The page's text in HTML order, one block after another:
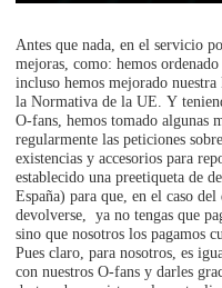
Antes que nada, en el servicio
mejoras, como: hemos
incluso hemos mejorado
la Normativa de la UE. Y
O-fans, hemos tomado algunas
regularmente las peticiones
existencias y accesorios para
establecido una preetiqueta de
España) para que, en el caso
devolverse, ya no tengas que
sino que nosotros los pagamos
Pues claro, para nosotros, es
con nuestros O-fans y darles